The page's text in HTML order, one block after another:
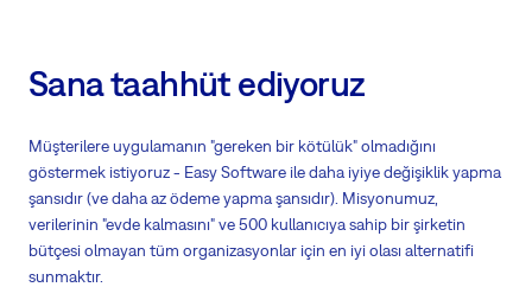
Sana taahhüt ediyoruz
Müşterilere uygulamanın "gereken bir kötülük" olmadığını
göstermek istiyoruz - Easy Software ile daha iyiye değişiklik yapma
şansıdır (ve daha az ödeme yapma şansıdır). Misyonumuz,
verilerinin "evde kalmasını" ve 500 kullanıcıya sahip bir şirketin
bütçesi olmayan tüm organizasyonlar için en iyi olası alternatifi
sunmaktır.